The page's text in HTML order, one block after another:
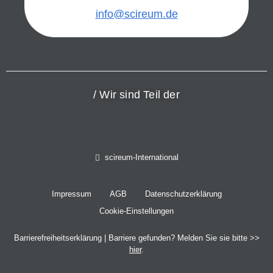
info@scireum.de
/ Wir sind Teil der
scireum-International
Impressum AGB
Datenschutzerklärung
Cookie-Einstellungen
Barrierefreiheitserklärung| Barriere gefunden? Melden Sie sie bitte >>
hier.